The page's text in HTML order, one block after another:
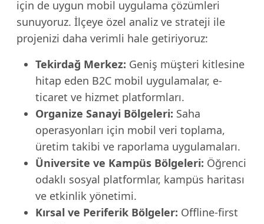
için de uygun mobil uygulama çözümleri
sunuyoruz. İlçeye özel analiz ve strateji ile
projenizi daha verimli hale getiriyoruz:
Tekirdağ Merkez: Geniş müşteri kitlesine
hitap eden B2C mobil uygulamalar, e-
ticaret ve hizmet platformları.
Organize Sanayi Bölgeleri: Saha
operasyonları için mobil veri toplama,
üretim takibi ve raporlama uygulamaları.
Üniversite ve Kampüs Bölgeleri: Öğrenci
odaklı sosyal platformlar, kampüs haritası
ve etkinlik yönetimi.
Kırsal ve Periferik Bölgeler: Offline-first